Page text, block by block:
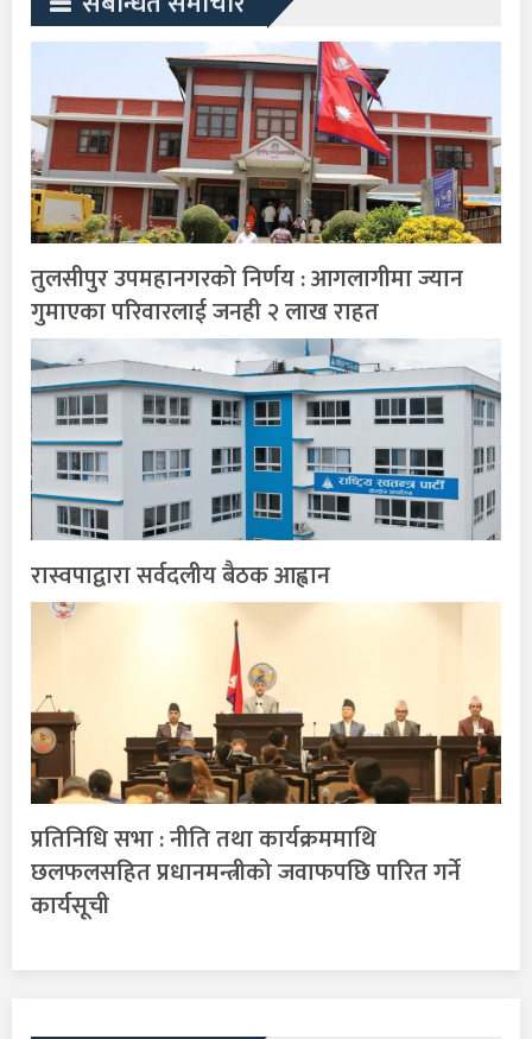
तुलसीपुर उपमहानगरको निर्णय : आगलागीमा ज्यान
गुमाएका परिवारलाई जनही २ लाख राहत
रास्वपाद्वारा सर्वदलीय बैठक आह्वान
प्रतिनिधि सभा : नीति तथा कार्यक्रममाथि
छलफलसहित प्रधानमन्त्रीको जवाफपछि पारित गर्ने
कार्यसूची